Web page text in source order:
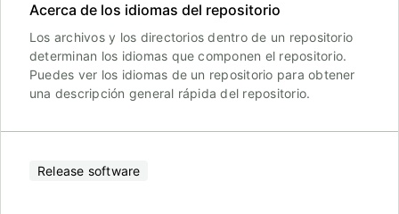
Acerca de los idiomas del repositorio
Los archivos y los directorios dentro de un repositorio
determinan los idiomas que componen el repositorio.
Puedes ver los idiomas de un repositorio para obtener
una descripción general rápida del repositorio.
Release software